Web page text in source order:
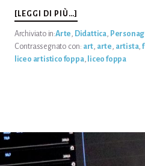
[LEGGI DI PIÙ…]
LEZIONE
CON
L’ARTISTA:
ALLA
Archiviato in:Arte, Didattica,
Contrassegnato con: art, arte, artista,
liceo artistico foppa, liceo foppa